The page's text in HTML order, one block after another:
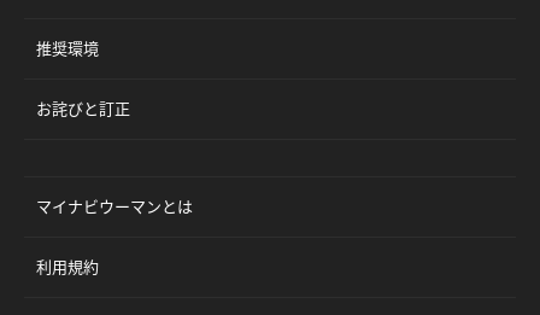
推奨環境
お詫びと訂正
マイナビウーマンとは
利用規約